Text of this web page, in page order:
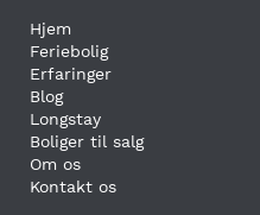
Hjem
Feriebolig
Erfaringer
Blog
Longstay
Boliger til salg
Om os
Kontakt os